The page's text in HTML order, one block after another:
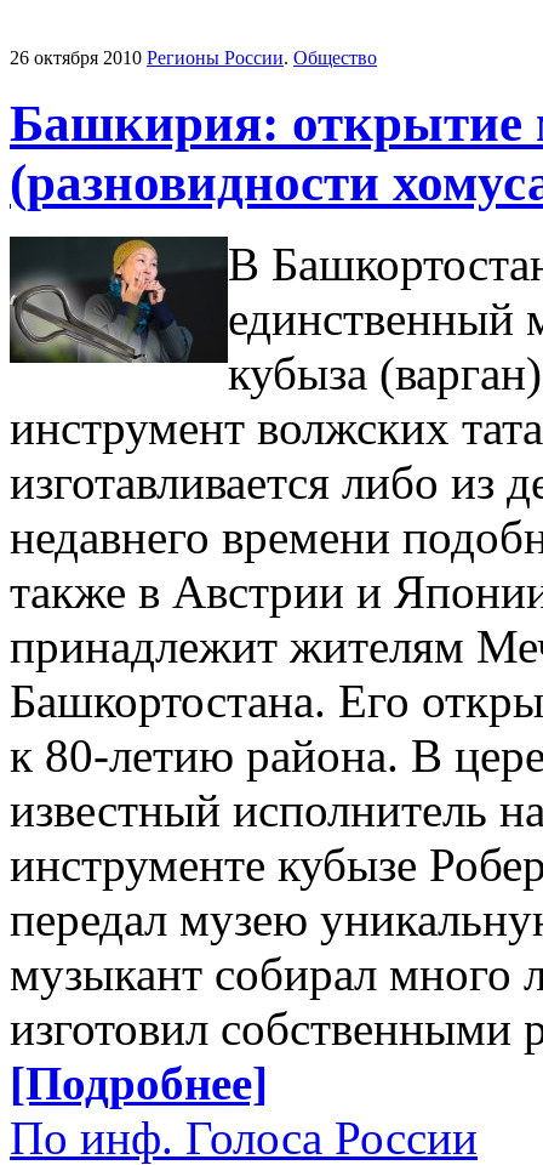
26 октября 2010 Регионы России. Общество
Башкирия: открытие
(разновидности
В
единственный
кубыза
инструмент волжских
изготавливается либо из
недавнего времени
также в Австрии и
принадлежит жителям
Башкортостана. Его
к 80-летию района. В
известный исполнитель
инструменте кубызе
передал музею
музыкант собирал много
изготовил собственными
[Подробнее]
По инф. Голоса России